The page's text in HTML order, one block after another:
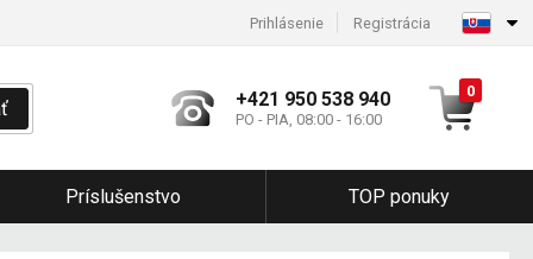
Prihlásenie Registrácia
+421 950 538 940
PO - PIA, 08:00 - 16:00
0
Príslušenstvo TOP ponuky